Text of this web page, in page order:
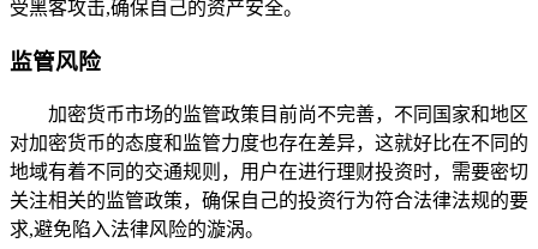
受黑客攻击,确保自己的资产安全。
监管风险
加密货币市场的监管政策目前尚不完善，不同国家和地区
对加密货币的态度和监管力度也存在差异，这就好比在不同的
地域有着不同的交通规则，用户在进行理财投资时，需要密切
关注相关的监管政策，确保自己的投资行为符合法律法规的要
求,避免陷入法律风险的漩涡。